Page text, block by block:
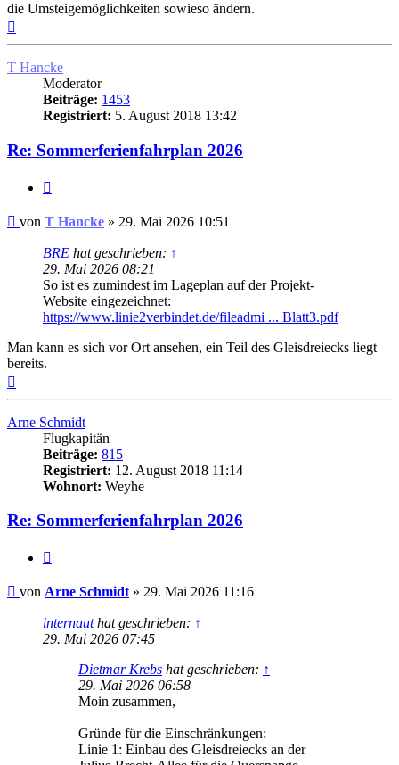
die Umsteigemöglichkeiten sowieso ändern.
T Hancke
Moderator
Beiträge: 1453
Registriert: 5. August 2018 13:42
Re: Sommerferienfahrplan 2026
Ungelesener
von T Hancke » 29. Mai 2026 10:51
BRE hat geschrieben: ↑
29. Mai 2026 08:21
So ist es zumindest im Lageplan auf der Projekt-
Website eingezeichnet:
https://www.linie2verbindet.de/fileadmi ... Blatt3.pdf
Man kann es sich vor Ort ansehen, ein Teil des Gleisdreiecks liegt
bereits.
Arne Schmidt
Flugkapitän
Beiträge: 815
Registriert: 12. August 2018 11:14
Wohnort: Weyhe
Re: Sommerferienfahrplan 2026
Ungelesener
von Arne Schmidt » 29. Mai 2026 11:16
internauthat geschrieben: ↑
29. Mai 2026 07:45
Dietmar Krebs hat geschrieben: ↑
29. Mai 2026 06:58
Moin zusammen,
Gründe für die Einschränkungen:
Linie 1: Einbau des Gleisdreiecks an der